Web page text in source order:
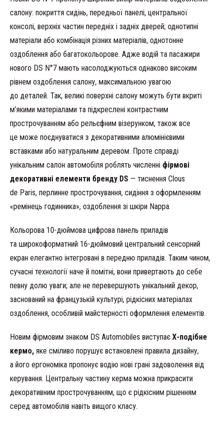
салону: покриття сидінь, передньої панелі, центральної
консолі, верхніх частин передніх і задніх дверей; однотипні
матеріали або комбінація різних матеріалів, однотонне
оздоблення або багатокольорове. Адже водій та пасажири
нового DS N°7 мають насолоджуються однаково високим
рівнем оздоблення салону, максимальною увагою
до деталей. Так, великі поверхні салону можуть бути вкриті
м’якими матеріалами та підкреслені контрастним
прострочуванням або рельєфним візерунком, також все
це може поєднуватися з декоративними алюмінієвими
вставками або натуральним деревом. Проте справді
унікальним салон автомобіля роблять численні фірмові
декоративні елементи бренду DS — тиснення Clous
de Paris, перлинне прострочування, сидіння з оформленням
«ремінець годинника», оздоблення зі шкіри Nappa.
Кольорова 10-дюймова цифрова панель приладів
та широкоформатний 16-дюймовий центральний сенсорний
екран елегантно інтегровані в передню приладів. Таким чином,
сучасні технології наче й помітні, вони привертають до себе
певну долю уваги; але не перевершують унікальний декор,
заснований на французькій культурі, рідкісних матеріалах
оздоблення, особливій майстерності оформлення елементів.
Новим фірмовим знаком DS Automobiles виступає Х-подібне
кермо, яке сміливо порушує встановлені правила дизайну,
а його ергономіка пропонує водію нові грані задоволення від
керування. Центральну частину керма можна прикрасити
декоративним прострочуванням, що є рідкісним рішенням
серед автомобілів навіть вищого класу.